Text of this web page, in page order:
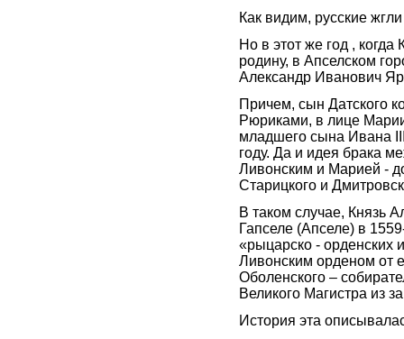
Как видим, русские
Но в этот же год ,
родину, в Апселском
Александр Иванович
Причем, сын Датского
Рюриками, в лице
младшего сына Ивана
году. Да и идея брака
Ливонским и Марией -
Старицкого и
В таком случае, Князь
Гапселе (Апселе) в
«рыцарско - орденских
Ливонским орденом от
Оболенского –
Великого Магистра из
История эта